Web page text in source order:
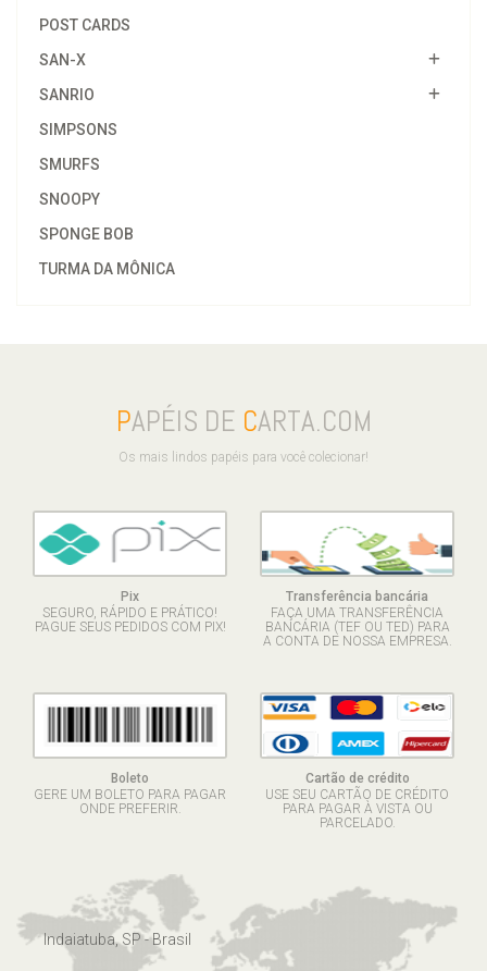
POST CARDS
SAN-X
SANRIO
SIMPSONS
SMURFS
SNOOPY
SPONGE BOB
TURMA DA MÔNICA
PAPÉIS DE CARTA.COM
Os mais lindos papéis para você colecionar!
Pix
SEGURO, RÁPIDO E PRÁTICO!
PAGUE SEUS PEDIDOS COM PIX!
Transferência bancária
FAÇA UMA TRANSFERÊNCIA
BANCÁRIA (TEF OU TED) PARA
A CONTA DE NOSSA EMPRESA.
Boleto
GERE UM BOLETO PARA PAGAR
ONDE PREFERIR.
Cartão de crédito
USE SEU CARTÃO DE CRÉDITO
PARA PAGAR À VISTA OU
PARCELADO.
Indaiatuba, SP - Brasil